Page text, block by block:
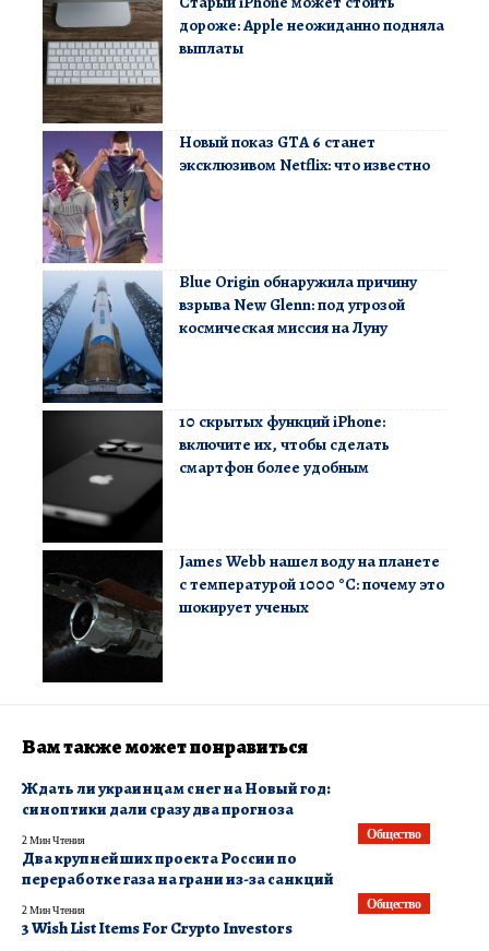
дороже: Apple неожиданно подняла
выплаты
Новый показ GTA 6 станет
эксклюзивом Netflix: что известно
Blue Origin обнаружила причину
взрыва New Glenn: под угрозой
космическая миссия на Луну
10 скрытых функций iPhone:
включите их, чтобы сделать
смартфон более удобным
James Webb нашел воду на планете
с температурой 1000 °C: почему это
шокирует ученых
Вам также может понравиться
Общество
​Ждать ли украинцам снег на Новый год:
синоптики дали сразу два прогноза
2 Мин Чтения
Общество
Два крупнейших проекта России по
переработке газа на грани из-за санкций
2 Мин Чтения
3 Wish List Items For Crypto Investors